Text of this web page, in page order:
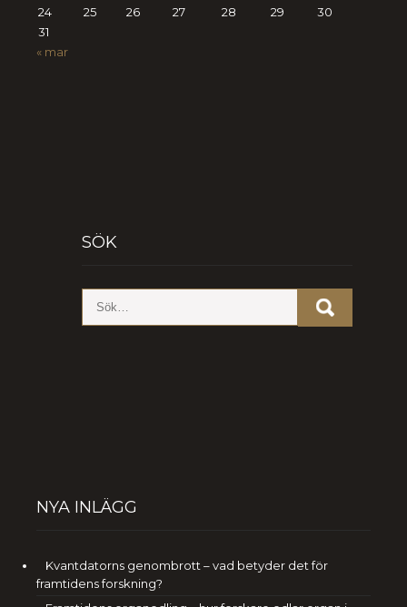
24
25 26 27 28 29
30
31
« mar
SÖK
NYA INLÄGG
Kvantdatorns genombrott – vad betyder det för
framtidens forskning?